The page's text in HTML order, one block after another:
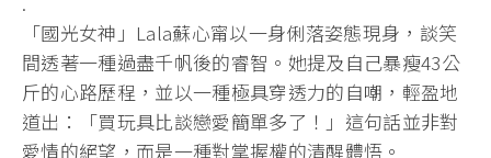
「國光女神」Lala蘇心甯以一身俐落姿態現身， 談笑
間透著一種過盡千帆後的睿智。 她提及自己暴瘦43公
斤的心路歷程，並以一種極具穿透力的自嘲， 輕盈地
道出：「買玩具比談戀愛簡單多了！」 這句話並非對
愛情的絕望，而是一種對掌握權的清醒體悟。